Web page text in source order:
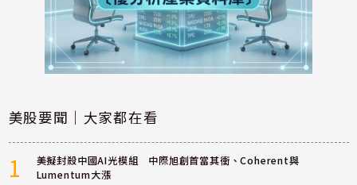
美股要聞｜大家都在看
1
美擬封殺中國AI光模組 中際旭創首當其衝、Coherent與
Lumentum大漲